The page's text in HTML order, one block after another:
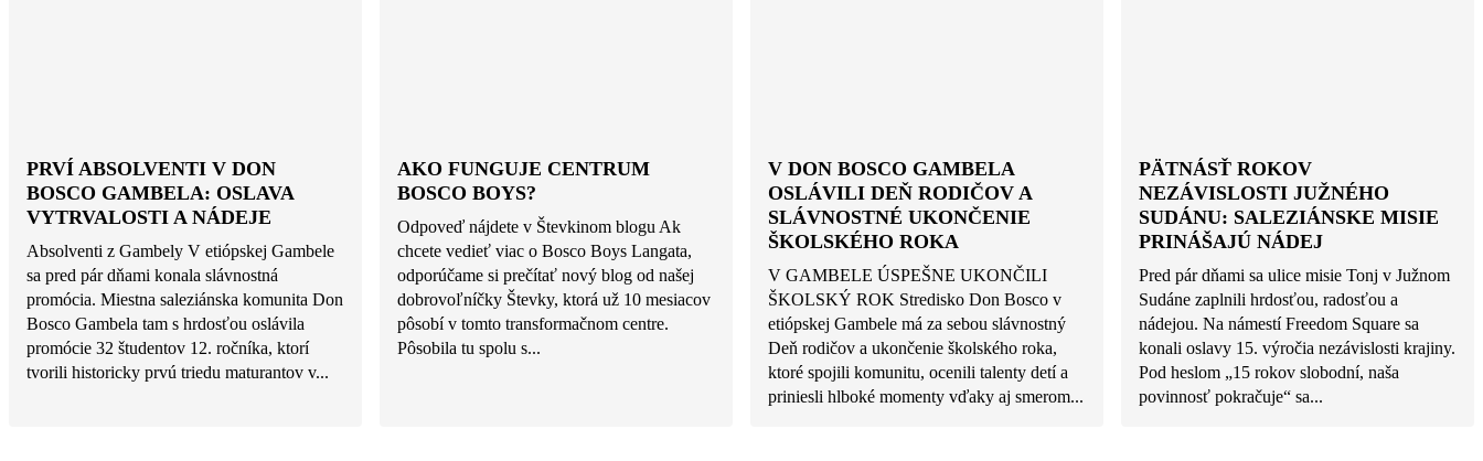
PRVÍ ABSOLVENTI V DON
BOSCO GAMBELA: OSLAVA
VYTRVALOSTI A NÁDEJE
Absolventi z Gambely V etiópskej Gambele
sa pred pár dňami konala slávnostná
promócia. Miestna saleziánska komunita Don
Bosco Gambela tam s hrdosťou oslávila
promócie 32 študentov 12. ročníka, ktorí
tvorili historicky prvú triedu maturantov v...
AKO FUNGUJE CENTRUM
BOSCO BOYS?
Odpoveď nájdete v Števkinom blogu Ak
chcete vedieť viac o Bosco Boys Langata,
odporúčame si prečítať nový blog od našej
dobrovoľníčky Števky, ktorá už 10 mesiacov
pôsobí v tomto transformačnom centre.
Pôsobila tu spolu s...
V DON BOSCO GAMBELA
OSLÁVILI DEŇ RODIČOV A
SLÁVNOSTNÉ UKONČENIE
ŠKOLSKÉHO ROKA
V GAMBELE ÚSPEŠNE UKONČILI
ŠKOLSKÝ ROK Stredisko Don Bosco v
etiópskej Gambele má za sebou slávnostný
Deň rodičov a ukončenie školského roka,
ktoré spojili komunitu, ocenili talenty detí a
priniesli hlboké momenty vďaky aj smerom...
PÄTNÁSŤ ROKOV
NEZÁVISLOSTI JUŽNÉHO
SUDÁNU: SALEZIÁNSKE MISIE
PRINÁŠAJÚ NÁDEJ
Pred pár dňami sa ulice misie Tonj v Južnom
Sudáne zaplnili hrdosťou, radosťou a
nádejou. Na námestí Freedom Square sa
konali oslavy 15. výročia nezávislosti krajiny.
Pod heslom „15 rokov slobodní, naša
povinnosť pokračuje“ sa...